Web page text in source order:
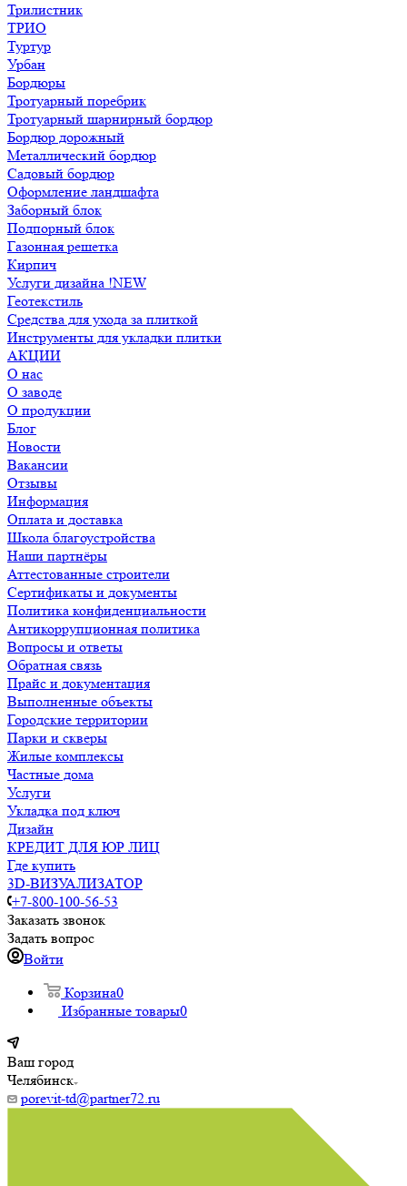
Трилистник
ТРИО
Туртур
Урбан
Бордюры
Тротуарный поребрик
Тротуарный шарнирный бордюр
Бордюр дорожный
Металлический бордюр
Садовый бордюр
Оформление ландшафта
Заборный блок
Подпорный блок
Газонная решетка
Кирпич
Услуги дизайна !NEW
Геотекстиль
Средства для ухода за плиткой
Инструменты для укладки плитки
АКЦИИ
О нас
О заводе
О продукции
Блог
Новости
Вакансии
Отзывы
Информация
Оплата и доставка
Школа благоустройства
Наши партнёры
Аттестованные строители
Сертификаты и документы
Политика конфиденциальности
Антикоррупционная политика
Вопросы и ответы
Обратная связь
Прайс и документация
Выполненные объекты
Городские территории
Парки и скверы
Жилые комплексы
Частные дома
Услуги
Укладка под ключ
Дизайн
КРЕДИТ ДЛЯ ЮР ЛИЦ
Где купить
3D-ВИЗУАЛИЗАТОР
+7-800-100-56-53
Заказать звонок
Задать вопрос
Войти
Корзина0
Избранные товары0
Ваш город
Челябинск
porevit-td@partner72.ru